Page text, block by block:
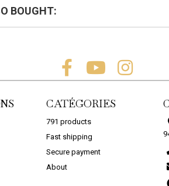
COLLE
BOUGHT:
CATÉGORIES
791 products
Fast shipping
Secure payment
About